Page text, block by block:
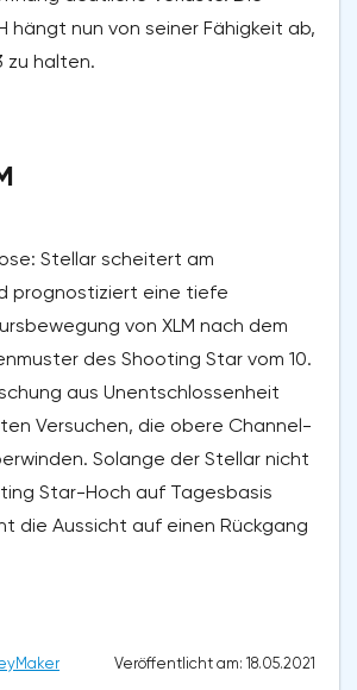
hängt nun von seiner Fähigkeit ab,
zu halten.
Stellar scheitert am
prognostiziert eine tiefe
von XLM nach dem
des Shooting Star vom 10.
aus Unentschlossenheit
Versuchen, die obere Channel-
Solange der Stellar nicht
Star-Hoch auf Tagesbasis
die Aussicht auf einen Rückgang
Veröffentlicht am: 18.05.2021